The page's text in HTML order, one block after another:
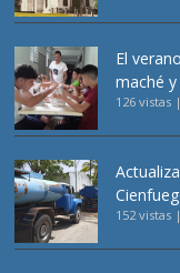
El
maché
126 vistas |
152 vistas |